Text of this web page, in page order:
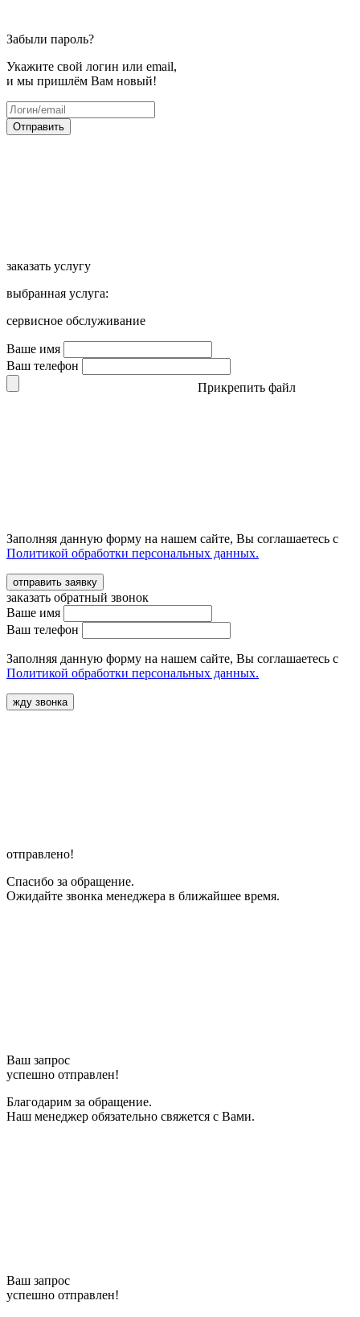
Забыли пароль?
Укажите свой логин или email,
и мы пришлём Вам новый!
Отправить
заказать услугу
выбранная услуга:
сервисное обслуживание
Ваше имя
Ваш телефон
Прикрепить файл
Заполняя данную форму на нашем сайте, Вы соглашаетесь с
Политикой обработки персональных данных.
отправить заявку
заказать обратный звонок
Ваше имя
Ваш телефон
Заполняя данную форму на нашем сайте, Вы соглашаетесь с
Политикой обработки персональных данных.
жду звонка
отправлено!
Спасибо за обращение.
Ожидайте звонка менеджера в ближайшее время.
Ваш запрос
успешно отправлен!
Благодарим за обращение.
Наш менеджер обязательно свяжется с Вами.
Ваш запрос
успешно отправлен!